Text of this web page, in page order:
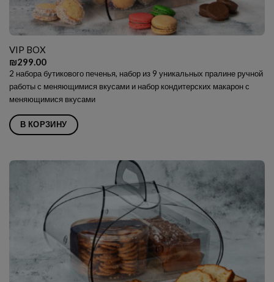
VIP BOX
₪299.00
2 набора бутикового печенья, набор из 9 уникальных пралине ручной
работы с меняющимися вкусами и набор кондитерских макарон с
меняющимися вкусами
В КОРЗИНУ